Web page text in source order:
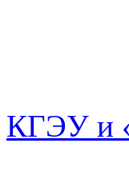
КГЭУ и